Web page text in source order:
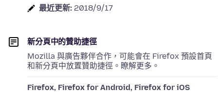
最近更新: 2018/9/17
新分頁中的贊助捷徑
Mozilla 與廣告夥伴合作，可能會在 Firefox 預設首頁
和新分頁中放置贊助捷徑。瞭解更多。
Firefox, Firefox for Android, Firefox for iOS